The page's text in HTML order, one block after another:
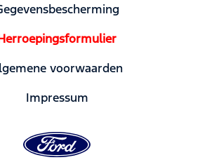
voorwaarden
Impressum